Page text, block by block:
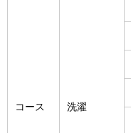
コース 洗濯